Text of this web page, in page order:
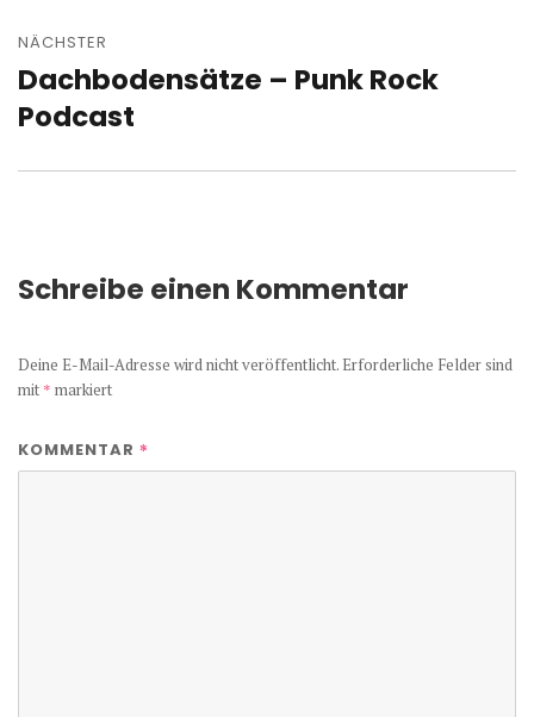
NÄCHSTER
Nächster
Beitrag:
Dachbodensätze – Punk Rock
Podcast
Schreibe einen Kommentar
Deine E-Mail-Adresse wird nicht veröffentlicht. Erforderliche Felder sind
mit * markiert
KOMMENTAR *